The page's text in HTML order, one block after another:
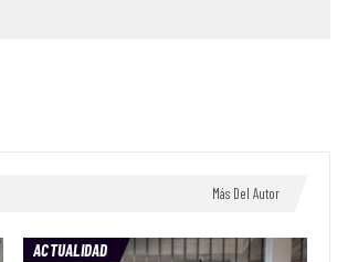
Más Del Autor
ACTUALIDAD